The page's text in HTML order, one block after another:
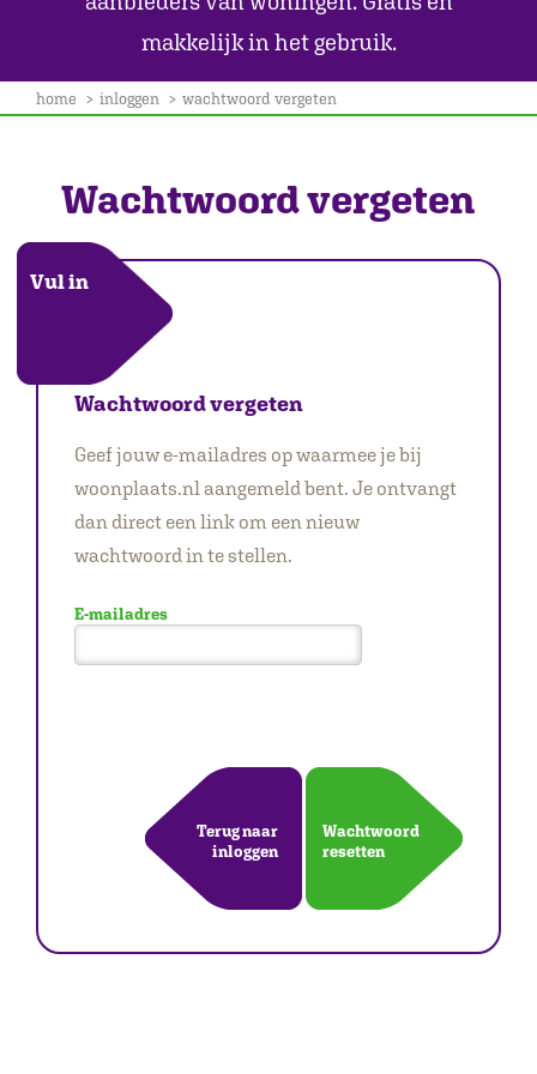
makkelijk in het gebruik.
home inloggen wachtwoord vergeten
Wachtwoord vergeten
Vul in
Wachtwoord vergeten
Geef jouw e-mailadres op waarmee je bij
woonplaats.nl aangemeld bent. Je ontvangt
dan direct een link om een nieuw
wachtwoord in te stellen.
E-mailadres
Terug naar
inloggen
Wachtwoord
resetten